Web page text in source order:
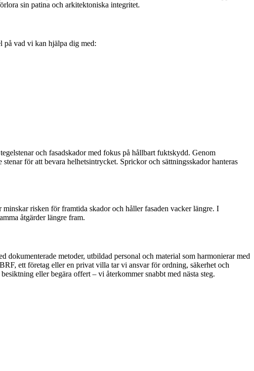
sin patina och arkitektoniska integritet.
på vad vi kan hjälpa dig med:
och fasadskador med fokus på hållbart fuktskydd. Genom
för att bevara helhetsintrycket. Sprickor och sättningsskador hanteras
risken för framtida skador och håller fasaden vacker längre. I
åtgärder längre fram.
metoder, utbildad personal och material som harmonierar med
ett företag eller en privat villa tar vi ansvar för ordning, säkerhet och
eller begära offert – vi återkommer snabbt med nästa steg.